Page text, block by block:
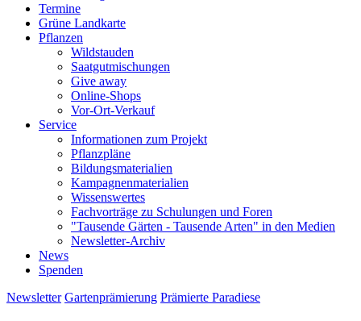
Termine
Grüne Landkarte
Pflanzen
Wildstauden
Saatgutmischungen
Give away
Online-Shops
Vor-Ort-Verkauf
Service
Informationen zum Projekt
Pflanzpläne
Bildungsmaterialien
Kampagnenmaterialien
Wissenswertes
Fachvorträge zu Schulungen und Foren
"Tausende Gärten - Tausende Arten" in den Medien
Newsletter-Archiv
News
Spenden
Newsletter Gartenprämierung Prämierte Paradiese